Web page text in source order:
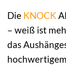
Die KNOCK
– weiß ist
das